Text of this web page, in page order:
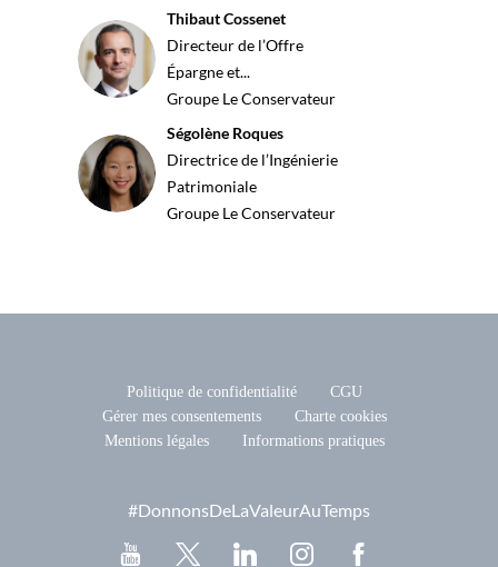
TC
ThibautCossenet
Directeur de l’Offre
Épargne et...
Groupe Le Conservateur
SR
Ségolène Roques
Directrice de l’Ingénierie
Patrimoniale
Groupe Le Conservateur
Politique de confidentialité
CGU
Gérer mes consentements
Charte cookies
Mentions légales
Informations pratiques
#DonnonsDeLaValeurAuTemps